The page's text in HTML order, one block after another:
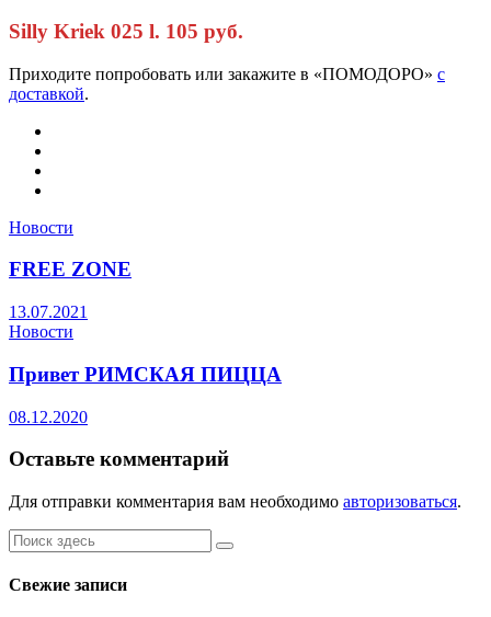
Silly Kriek 025 l. 105 руб.
Приходите попробовать или закажите в «ПОМОДОРО» с
доставкой.
Новости
FREE ZONE
13.07.2021
Новости
Привет РИМСКАЯ ПИЦЦА
08.12.2020
Оставьте комментарий
Для отправки комментария вам необходимо авторизоваться.
Свежие записи